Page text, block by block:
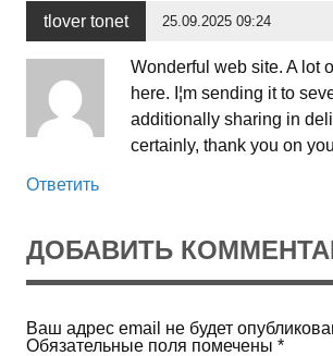
tlover tonet 25.09.2025 09:24
Wonderful web site. A lot
here. I¦m sending it to
additionally sharing in
certainly, thank you on
Ответить
ДОБАВИТЬ
Ваш адрес email не будет
Обязательные поля помечены *